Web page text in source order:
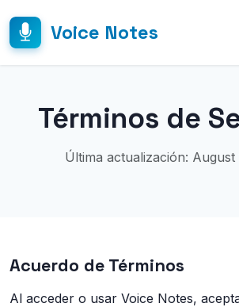
Voice Notes
Términos de
Última actualización: August
Acuerdo de Términos
Al acceder o usar Voice Notes,